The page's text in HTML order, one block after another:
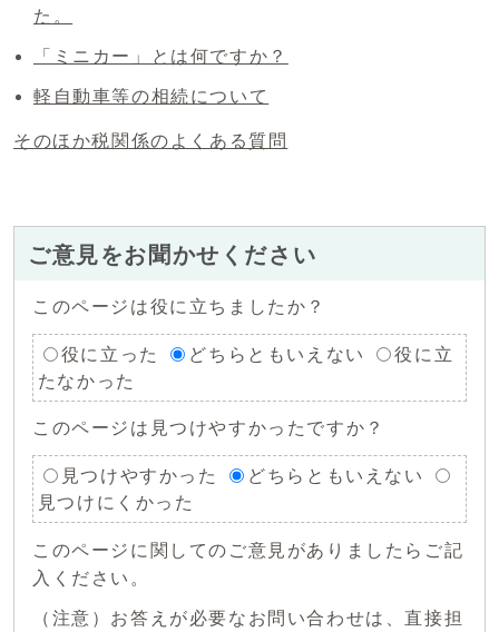
た。
「ミニカー」とは何ですか？
軽自動車等の相続について
そのほか税関係のよくある質問
ご意見をお聞かせください
このページは役に立ちましたか？
役に立った どちらともいえない
役に立
たなかった
このページは見つけやすかったですか？
見つけやすかった
どちらともいえない
見つけにくかった
このページに関してのご意見がありましたらご記
入ください。
（注意）お答えが必要なお問い合わせは、直接担